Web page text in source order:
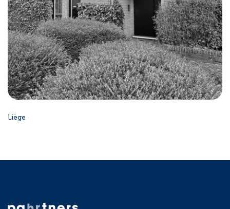
Liège